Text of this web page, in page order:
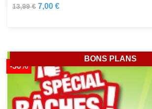
13,99 € 7,00 €
-50%
BONS PLANS